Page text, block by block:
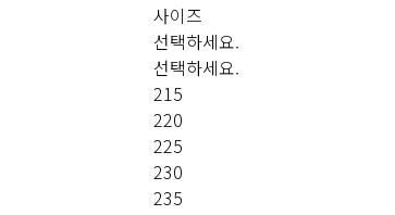
사이즈
선택하세요.
선택하세요.
215
220
225
230
235